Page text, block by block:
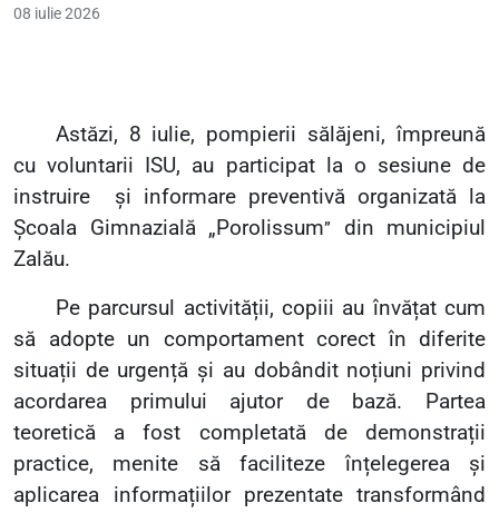
08 iulie 2026
Astăzi, 8 iulie, pompierii sălăjeni, împreună
cu voluntarii ISU, au participat la o sesiune de
instruire
și informare preventivă organizată la
Școala Gimnazială „Porolissum”
din municipiul
Zalău.
Pe parcursul activității, copiii au învățat cum
să adopte un comportament corect în diferite
situații de urgență și au dobândit noțiuni privind
acordarea primului ajutor de bază. Partea
teoretică a fost completată de demonstrații
practice, menite să faciliteze înțelegerea și
aplicarea informațiilor prezentate transformând